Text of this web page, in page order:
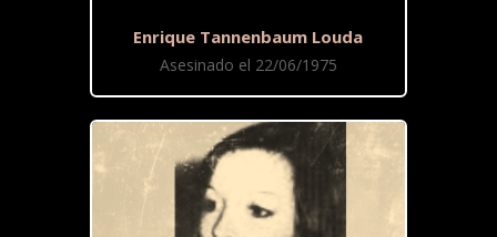
Enrique Tannenbaum Louda
Asesinado el 22/06/1975